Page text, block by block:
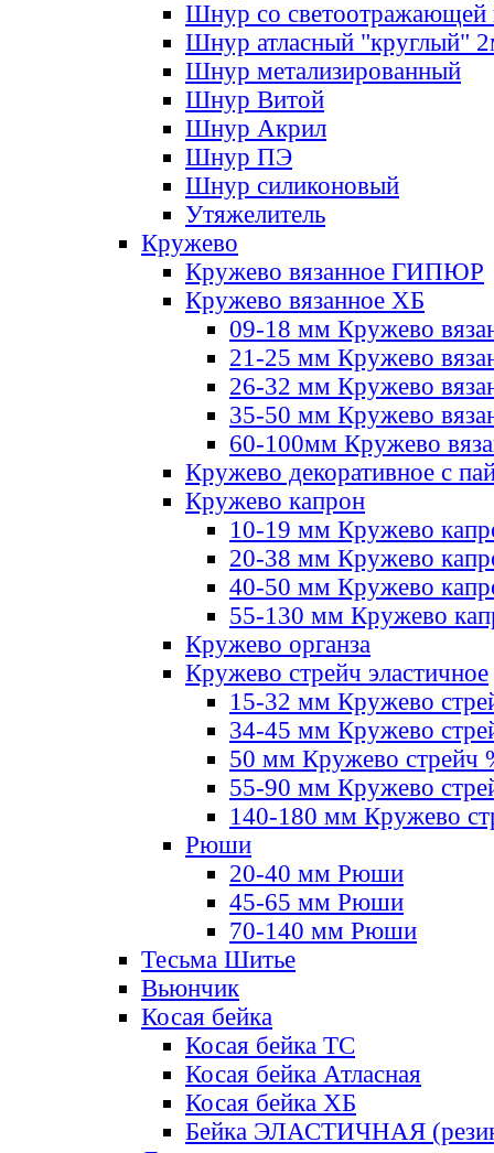
Шнур со светоотражающей
Шнур атласный "круглый"
Шнур метализированный
Шнур Витой
Шнур Акрил
Шнур ПЭ
Шнур силиконовый
Утяжелитель
Кружево
Кружево вязанное ГИПЮР
Кружево вязанное ХБ
09-18 мм Кружево
21-25 мм Кружево
26-32 мм Кружево
35-50 мм Кружево
60-100мм Кружево
Кружево декоративное с
Кружево капрон
10-19 мм Кружево
20-38 мм Кружево
40-50 мм Кружево
55-130 мм Кружево
Кружево органза
Кружево стрейч эластичное
15-32 мм Кружево
34-45 мм Кружево
50 мм Кружево стрейч
55-90 мм Кружево
140-180 мм Кружево
Рюши
20-40 мм Рюши
45-65 мм Рюши
70-140 мм Рюши
Тесьма Шитье
Вьюнчик
Косая бейка
Косая бейка ТС
Косая бейка Атласная
Косая бейка ХБ
Бейка ЭЛАСТИЧНАЯ